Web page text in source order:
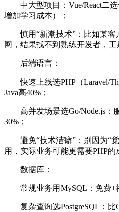
中大型项目：Vue/React二
增加学习成本）；
慎用“新潮技术”：比如某客
网，结果找不到熟练开发者，工
后端语言：
快速上线选PHP（Laravel/
Java高40%；
高并发场景选Go/Node.js：
30%；
避免“技术洁癖”：别因为“
用，实际业务可能更需要PHP的
数据库：
常规业务用MySQL：免费+
复杂查询选PostgreSQL：比